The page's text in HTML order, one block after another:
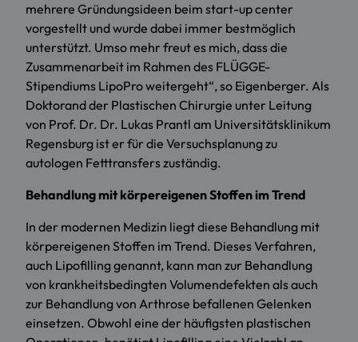
mehrere Gründungsideen beim start-up center
vorgestellt und wurde dabei immer bestmöglich
unterstützt. Umso mehr freut es mich, dass die
Zusammenarbeit im Rahmen des FLÜGGE-
Stipendiums LipoPro weitergeht“, so Eigenberger. Als
Doktorand der Plastischen Chirurgie unter Leitung
von Prof. Dr. Dr. Lukas Prantl am Universitätsklinikum
Regensburg ist er für die Versuchsplanung zu
autologen Fetttransfers zuständig.
Behandlung mit körpereigenen Stoffen im Trend
In der modernen Medizin liegt diese Behandlung mit
körpereigenen Stoffen im Trend. Dieses Verfahren,
auch Lipofilling genannt, kann man zur Behandlung
von krankheitsbedingten Volumendefekten als auch
zur Behandlung von Arthrose befallenen Gelenken
einsetzen. Obwohl eine der häufigsten plastischen